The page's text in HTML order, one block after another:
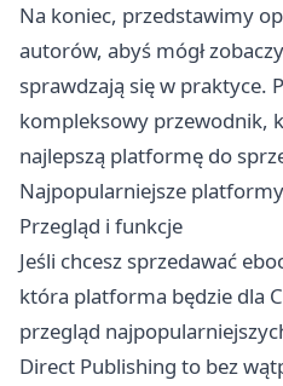
Na koniec, przedstawimy
autorów, abyś mógł
sprawdzają się w praktyce.
kompleksowy przewodnik,
najlepszą platformę do
Najpopularniejsze
Przegląd i funkcje
Jeśli chcesz sprzedawać
która platforma będzie dla
przegląd
Direct Publishing to bez